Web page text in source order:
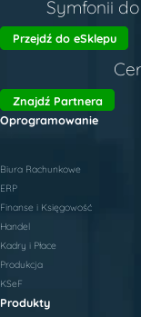
Symfonii
Przejdź do eSklepu
Znajdź Partnera
Oprogramowanie
Biura Rachunkowe
ERP
Finanse i Księgowość
Handel
Kadry i Płace
Produkcja
KSeF
Produkty